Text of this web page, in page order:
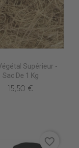
Supérieur -
Sac De 1 Kg
15,50 €
favorite_border